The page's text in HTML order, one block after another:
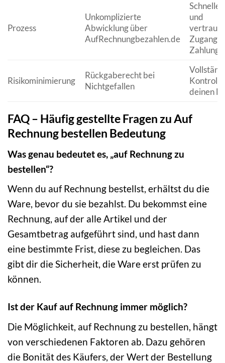
Prozess
Unkomplizierte
Abwicklung über
AufRechnungbezahlen.de
und
Zugang
Risikominimierung
Rückgaberecht bei
Nichtgefallen
deinen
FAQ – Häufig gestellte Fragen zu Auf
Rechnung bestellen Bedeutung
Was genau bedeutet es, „auf Rechnung zu
bestellen“?
Wenn du auf Rechnung bestellst, erhältst du die
Ware, bevor du sie bezahlst. Du bekommst eine
Rechnung, auf der alle Artikel und der
Gesamtbetrag aufgeführt sind, und hast dann
eine bestimmte Frist, diese zu begleichen. Das
gibt dir die Sicherheit, die Ware erst prüfen zu
können.
Ist der Kauf auf Rechnung immer möglich?
Die Möglichkeit, auf Rechnung zu bestellen, hängt
von verschiedenen Faktoren ab. Dazu gehören
die Bonität des Käufers, der Wert der Bestellung